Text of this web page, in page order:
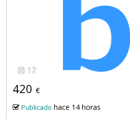
12
420 €
Publicado hace 14 horas